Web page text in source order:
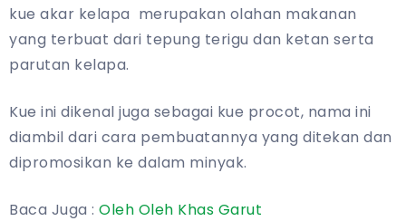
kue akar kelapa merupakan olahan makanan
yang terbuat dari tepung terigu dan ketan serta
parutan kelapa.
Kue ini dikenal juga sebagai kue procot, nama ini
diambil dari cara pembuatannya yang ditekan dan
dipromosikan ke dalam minyak.
Baca Juga : Oleh Oleh Khas Garut